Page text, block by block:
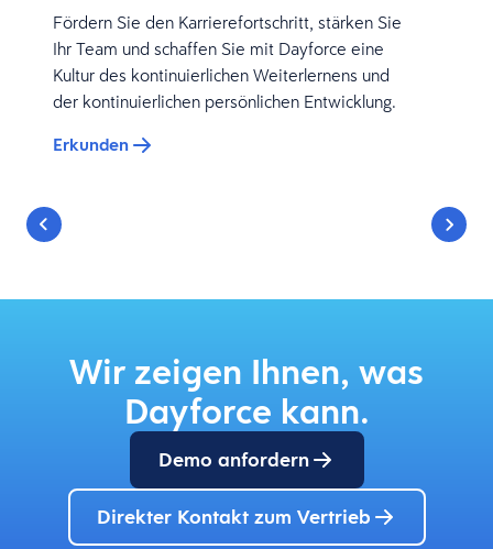
Fördern Sie den Karrierefortschritt, stärken Sie
Ihr Team und schaffen Sie mit Dayforce eine
Kultur des kontinuierlichen Weiterlernens und
der kontinuierlichen persönlichen Entwicklung.
Erkunden
Wir zeigen Ihnen, was
Dayforce kann.
Demo anfordern
Direkter Kontakt zum Vertrieb